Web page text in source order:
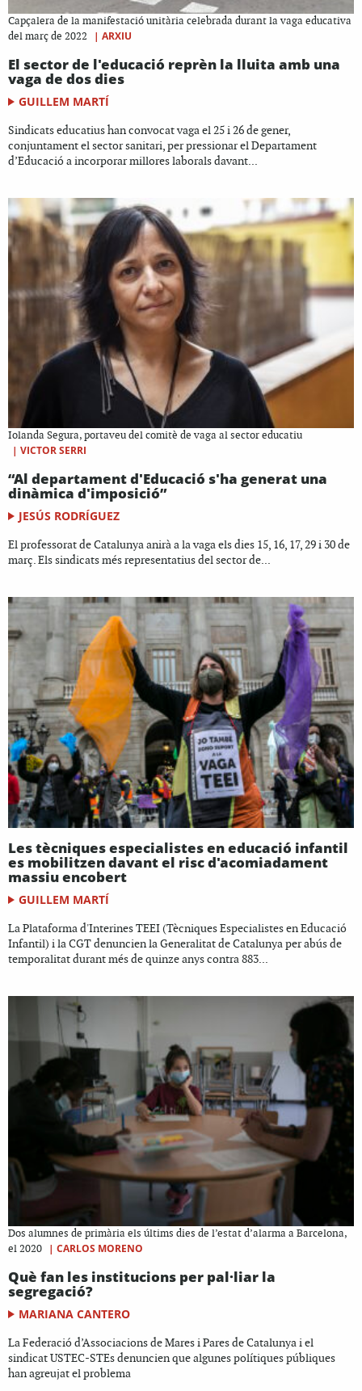
Capçalera de la manifestació unitària celebrada durant la vaga educativa
del març de 2022
| ARXIU
El sector de l'educació reprèn la lluita amb una
vaga de dos dies
GUILLEM MARTÍ
Sindicats educatius han convocat vaga el 25 i 26 de gener,
conjuntament el sector sanitari, per pressionar el Departament
d’Educació a incorporar millores laborals davant...
Iolanda Segura, portaveu del comitè de vaga al sector educatiu
| VICTOR SERRI
“Al departament d'Educació s'ha generat una
dinàmica d'imposició”
JESÚS RODRÍGUEZ
El professorat de Catalunya anirà a la vaga els dies 15, 16, 17, 29 i 30 de
març. Els sindicats més representatius del sector de...
Les tècniques especialistes en educació infantil
es mobilitzen davant el risc d'acomiadament
massiu encobert
GUILLEM MARTÍ
La Plataforma d'Interines TEEI (Tècniques Especialistes en Educació
Infantil) i la CGT denuncien la Generalitat de Catalunya per abús de
temporalitat durant més de quinze anys contra 883...
Dos alumnes de primària els últims dies de l’estat d’alarma a Barcelona,
el 2020
| CARLOS MORENO
Què fan les institucions per pal·liar la
segregació?
MARIANA CANTERO
La Federació d’Associacions de Mares i Pares de Catalunya i el
sindicat USTEC-STEs denuncien que algunes polítiques públiques
han agreujat el problema